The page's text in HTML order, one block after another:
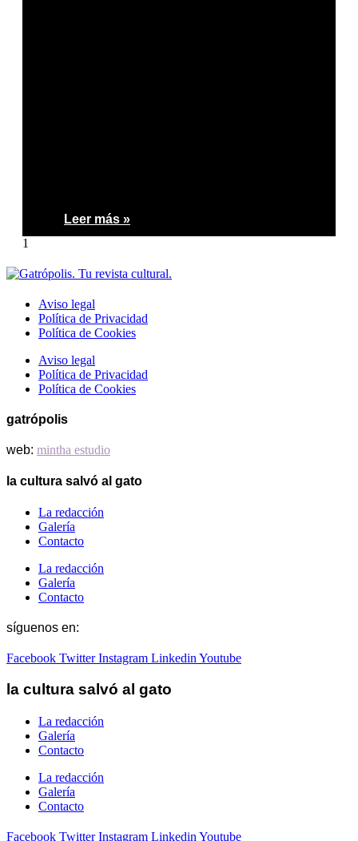
Leer más »
Aviso legal
Política de Privacidad
Política de Cookies
Aviso legal
Política de Privacidad
Política de Cookies
gatrópolis
web: mintha estudio
la cultura salvó al gato
La redacción
Galería
Contacto
La redacción
Galería
Contacto
síguenos en:
Facebook Twitter Instagram Linkedin Youtube
la cultura salvó al gato
La redacción
Galería
Contacto
La redacción
Galería
Contacto
Facebook Twitter Instagram Linkedin Youtube